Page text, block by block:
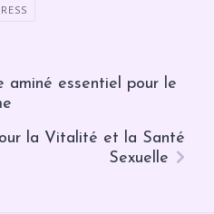
aminé essentiel pour le
la Vitalité et la Santé
Sexuelle